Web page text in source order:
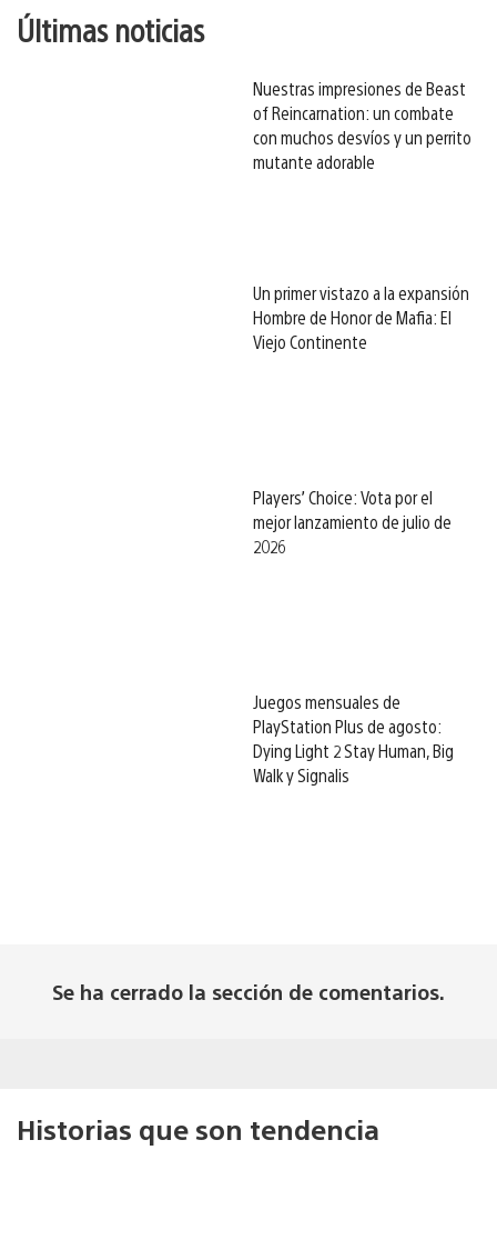
Últimas noticias
Nuestras impresiones de Beast
of Reincarnation: un combate
con muchos desvíos y un perrito
mutante adorable
Un primer vistazo a la expansión
Hombre de Honor de Mafia: El
Viejo Continente
Players’ Choice: Vota por el
mejor lanzamiento de julio de
2026
Juegos mensuales de
PlayStation Plus de agosto:
Dying Light 2 Stay Human, Big
Walk y Signalis
Se ha cerrado la sección de comentarios.
Historias que son tendencia